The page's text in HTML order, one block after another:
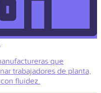
que
trabajadores de planta,
fluidez.